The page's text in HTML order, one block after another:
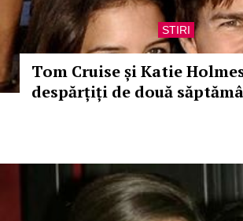
STIRI
Tom Cruise și Katie
despărțiți de două